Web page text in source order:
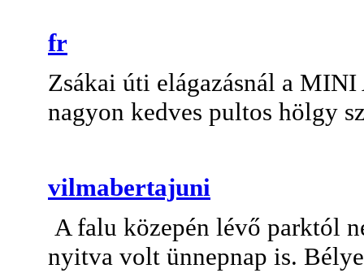
fr
Zsákai úti elágazásnál a
nagyon kedves pultos hölgy
vilmabertajuni
A falu közepén lévő parktól
nyitva volt ünnepnap is.